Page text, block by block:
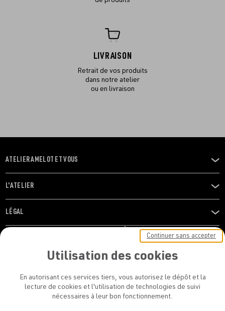
LIVRAISON
Retrait de vos produits
dans notre atelier
ou en livraison
OUVRIR
LE
MENU
ATELIER AMELOT ET VOUS
OUVRIR
LE
MENU
L'ATELIER
OUVRIR
LE
LÉGAL
RESTONS EN CONTACT ! ABONNEZ-VOUS À NOTRE
Utilisation des cookies
En autorisant ces services tiers, vous autorisez le dépôt et la
lecture de cookies et l'utilisation de technologies de suivi
nécessaires à leur bon fonctionnement.
Continuer sans accepter